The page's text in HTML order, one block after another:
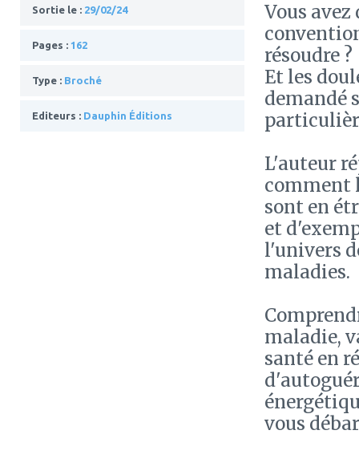
Sortie le : 29/02/24
Pages : 162
Type : Broché
Editeurs : Dauphin Éditions
Vous
résoudre ?
Et les
demandé
L'auteur
comment
sont en
et
l'univers
maladies.
maladie,
santé en
vous